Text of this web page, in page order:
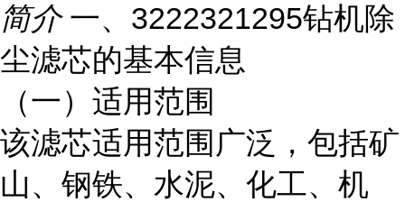
简介 一、3222321295钻机除
尘滤芯的基本信息
（一）适用范围
该滤芯适用范围广泛，包括矿
山、钢铁、水泥、化工、机